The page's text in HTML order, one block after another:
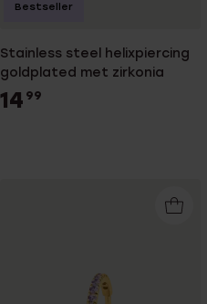
Stainless steel helixpiercing
goldplated met zirkonia
14 99
Bestseller